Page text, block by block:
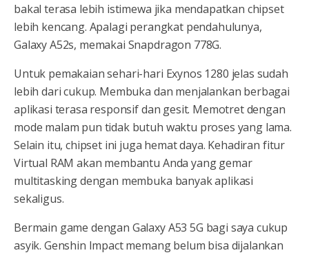
bakal terasa lebih istimewa jika mendapatkan chipset
lebih kencang. Apalagi perangkat pendahulunya,
Galaxy A52s, memakai Snapdragon 778G.
Untuk pemakaian sehari-hari Exynos 1280 jelas sudah
lebih dari cukup. Membuka dan menjalankan berbagai
aplikasi terasa responsif dan gesit. Memotret dengan
mode malam pun tidak butuh waktu proses yang lama.
Selain itu, chipset ini juga hemat daya. Kehadiran fitur
Virtual RAM akan membantu Anda yang gemar
multitasking dengan membuka banyak aplikasi
sekaligus.
Bermain game dengan Galaxy A53 5G bagi saya cukup
asyik. Genshin Impact memang belum bisa dijalankan